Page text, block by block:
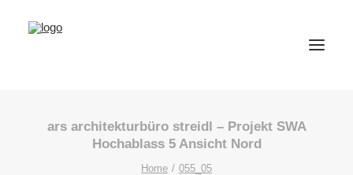
ars architekturbüro streidl – Projekt SWA
Hochablass 5 Ansicht Nord
Home
055_05